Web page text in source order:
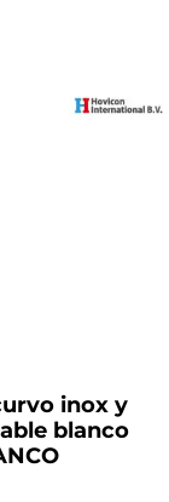
inox y
blanco